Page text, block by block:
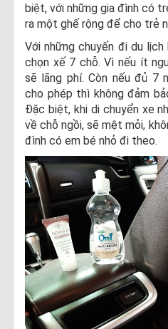
biệt, với những gia đình có
ra một ghế rộng để cho trẻ
Với những chuyến đi du
chọn xế 7 chỗ. Vì nếu ít
sẽ lãng phí. Còn nếu đủ 7
cho phép thì không đảm
Đặc biệt, khi di chuyển xe
về chỗ ngồi, sẽ mệt mỏi,
đình có em bé nhỏ đi theo.